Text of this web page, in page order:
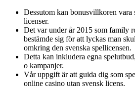
Dessutom kan bonusvillkoren vara
licenser.
Det var under år 2015 som family
bestämde sig för att lyckas man
omkring den svenska spellicensen.
Detta kan inkludera egna
o kampanjer.
Vår uppgift är att guida dig som
online casino utan svensk licens.